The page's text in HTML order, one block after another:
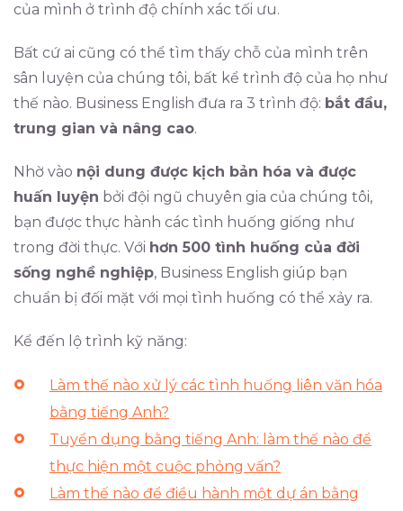
của mình ở trình độ chính xác tối ưu.
Bất cứ ai cũng có thể tìm thấy chỗ của mình trên
sân luyện của chúng tôi, bất kể trình độ của họ như
thế nào. Business English đưa ra 3 trình độ: bắt đầu,
trung gian và nâng cao.
Nhờ vào nội dung được kịch bản hóa và được
huấn luyện bởi đội ngũ chuyên gia của chúng tôi,
bạn được thực hành các tình huống giống như
trong đời thực. Với hơn 500 tình huống của đời
sống nghề nghiệp, Business English giúp bạn
chuẩn bị đối mặt với mọi tình huống có thể xảy ra.
Kể đến lộ trình kỹ năng:
Làm thế nào xử lý các tình huống liên văn hóa
bằng tiếng Anh?
Tuyển dụng bằng tiếng Anh: làm thế nào để
thực hiện một cuộc phỏng vấn?
Làm thế nào để điều hành một dự án bằng